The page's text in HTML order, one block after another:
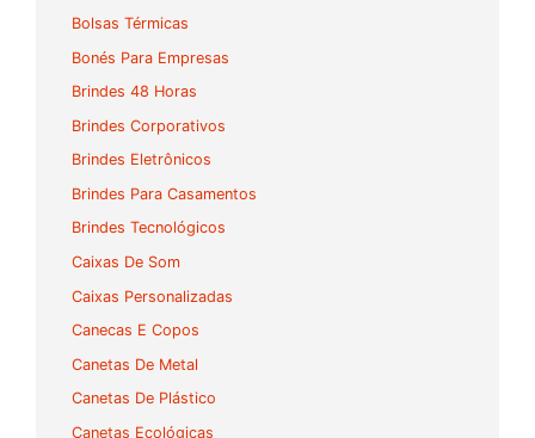
Bolsas Térmicas
Bonés Para Empresas
Brindes 48 Horas
Brindes Corporativos
Brindes Eletrônicos
Brindes Para Casamentos
Brindes Tecnológicos
Caixas De Som
Caixas Personalizadas
Canecas E Copos
Canetas De Metal
Canetas De Plástico
Canetas Ecológicas